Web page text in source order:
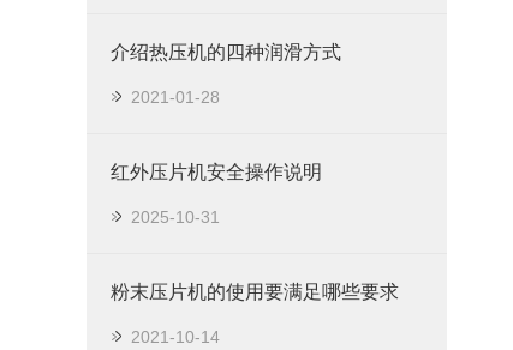
介绍热压机的四种润滑方式
2021-01-28
红外压片机安全操作说明
2025-10-31
粉末压片机的使用要满足哪些要求
2021-10-14